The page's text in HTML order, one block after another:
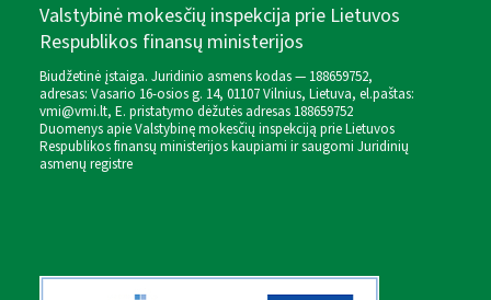
Valstybinė mokesčių inspekcija prie Lietuvos
Respublikos finansų ministerijos
Biudžetinė įstaiga. Juridinio asmens kodas — 188659752,
adresas: Vasario 16-osios g. 14, 01107 Vilnius, Lietuva, el.paštas:
vmi@vmi.lt, E. pristatymo dėžutės adresas 188659752
Duomenys apie Valstybinę mokesčių inspekciją prie Lietuvos
Respublikos finansų ministerijos kaupiami ir saugomi Juridinių
asmenų registre